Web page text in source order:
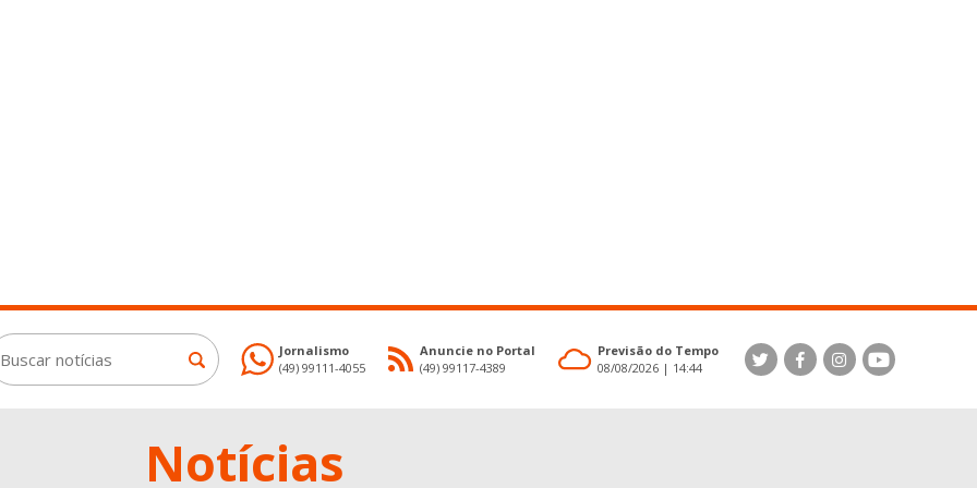
Jornalismo
(49) 99111-4055
Anuncie no Portal
(49) 99117-4389
Previsão do Tempo
08/08/2026 | 14:44
Notícias